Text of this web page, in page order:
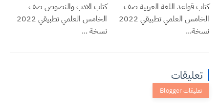
كتاب قواعد اللغة العربية صف
الخامس العلمي تطبيقي 2022
نسخة...
كتاب الادب والنصوص صف
الخامس العلمي تطبيقي 2022
نسخة ...
تعليقات